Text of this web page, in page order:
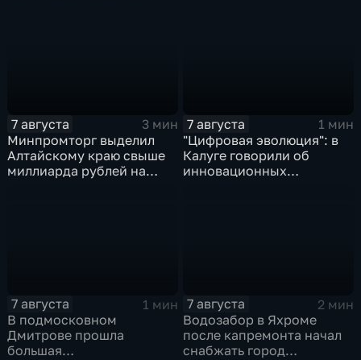
7 августа
3 мин
Минпромторг выделил
Алтайскому краю свыше
миллиарда рублей на
7 августа
1 мин
"Цифровая эволюция": в
Калуге говорили об
инновационных
7 августа
1 мин
В подмосковном
Дмитрове прошла
большая
7 августа
2 мин
Водозабор в Яхроме
после капремонта начал
снабжать город